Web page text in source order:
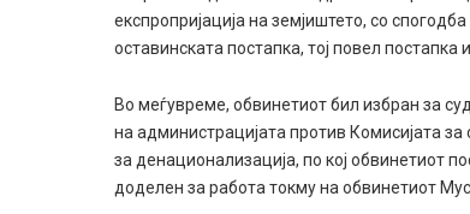
експропријација на земјиштето, со
оставинската постапка, тој повел
Во меѓувреме, обвинетиот бил избран за
на администрацијата против Комисијата
за денационализација, по кој обвинетиот
доделен за работа токму на обвинетиот